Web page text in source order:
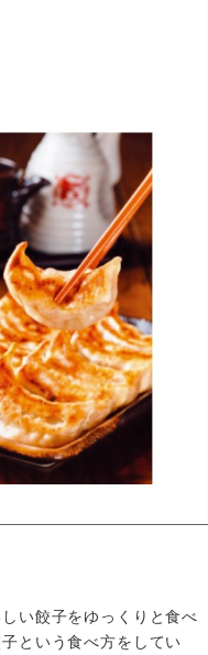
い餃子をゆっくりと食べ
という食べ方をしてい